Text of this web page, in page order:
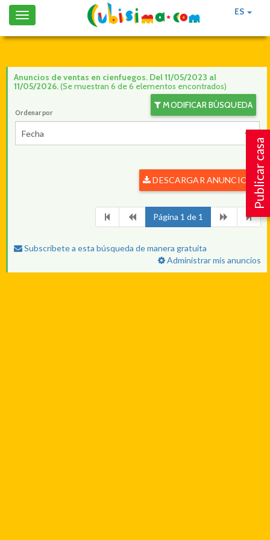
ES
Toggle
navigation
Publicar casa
Anuncios de ventas en cienfuegos. Del 11/05/2023 al
11/05/2026.(Se muestran 6 de 6 elementos encontrados)
MODIFICAR BÚSQUEDA
Ordenar por
Fecha
DESCARGAR ANUNCIOS
Página 1 de 1
Subscríbete a esta búsqueda de manera gratuita
Administrar mis anuncios